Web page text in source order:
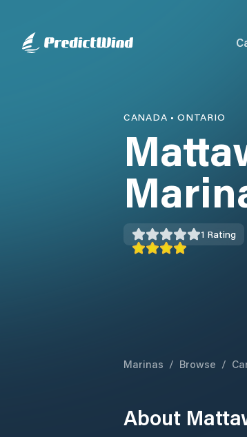
CANADA •ONTARIO
1 Rating
Marinas / Browse /
About